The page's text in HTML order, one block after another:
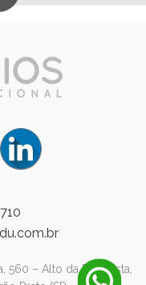
560 – Alto da Boa Vista,